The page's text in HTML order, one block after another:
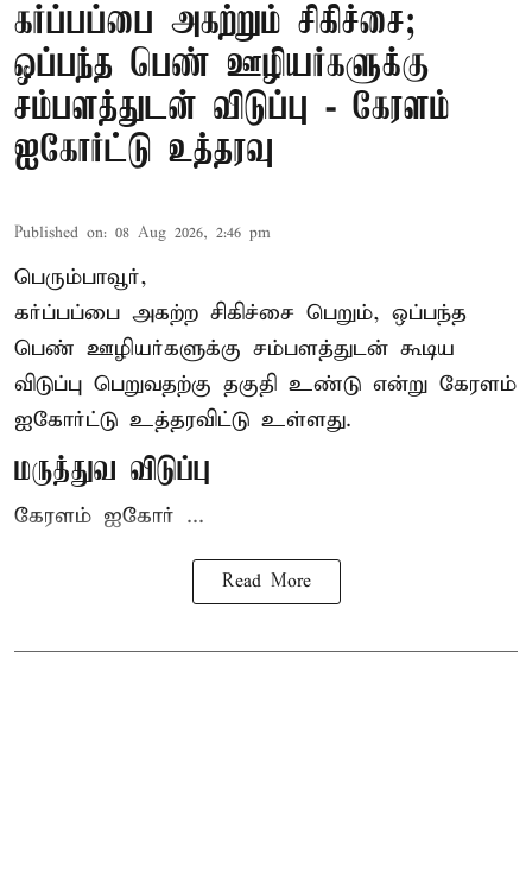
கர்ப்பப்பை அகற்றும் சிகிச்சை;
ஒப்பந்த பெண் ஊழியர்களுக்கு
சம்பளத்துடன் விடுப்பு - கேரளம்
ஐகோர்ட்டு உத்தரவு
Published on: 08 Aug 2026, 2:46 pm
பெரும்பாவூர்,
கர்ப்பப்பை அகற்ற சிகிச்சை பெறும், ஒப்பந்த
பெண் ஊழியர்களுக்கு சம்பளத்துடன் கூடிய
விடுப்பு பெறுவதற்கு தகுதி உண்டு என்று கேரளம்
ஐகோர்ட்டு உத்தரவிட்டு உள்ளது.
மருத்துவ விடுப்பு
கேரளம் ஐகோர் ...
Read More